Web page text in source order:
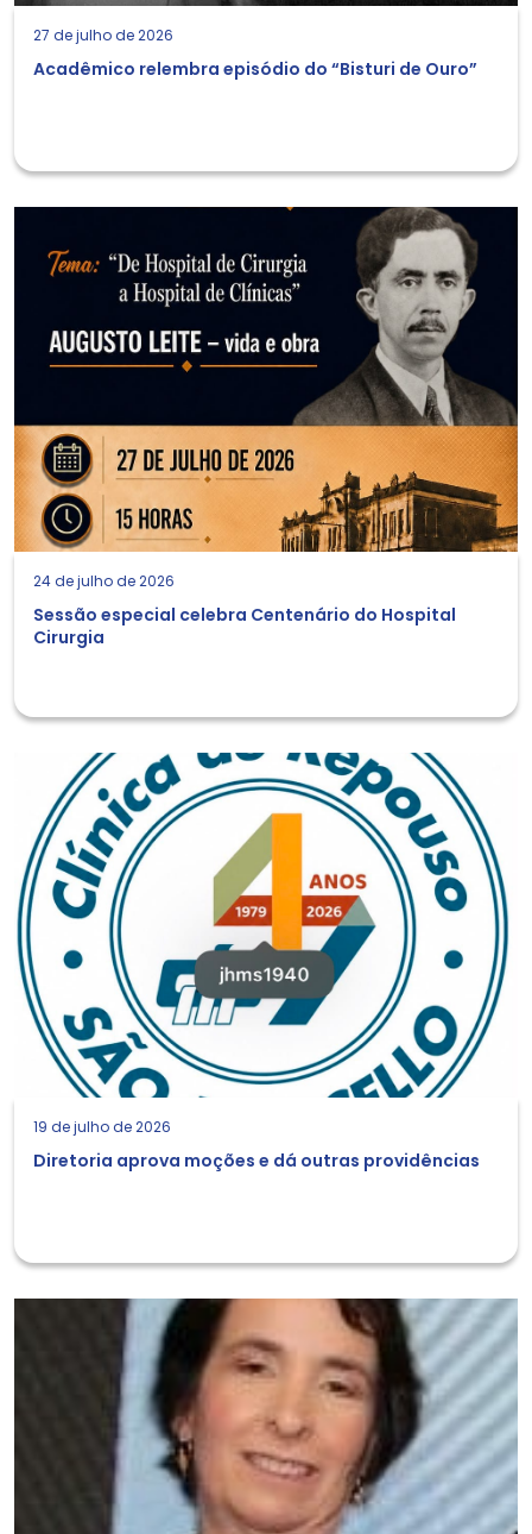
27 de julho de 2026
Acadêmico relembra episódio do “Bisturi de Ouro”
24 de julho de 2026
Sessão especial celebra Centenário do Hospital
Cirurgia
19 de julho de 2026
Diretoria aprova moções e dá outras providências